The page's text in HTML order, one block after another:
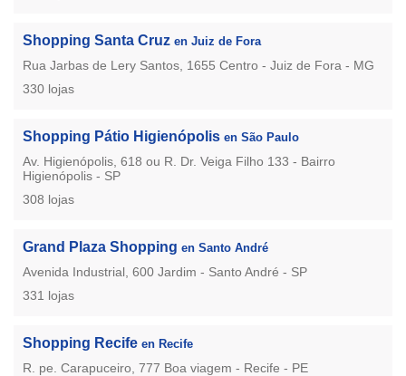
Shopping Santa Cruz en Juiz de Fora
Rua Jarbas de Lery Santos, 1655 Centro - Juiz de Fora - MG
330 lojas
Shopping Pátio Higienópolis en São Paulo
Av. Higienópolis, 618 ou R. Dr. Veiga Filho 133 - Bairro
Higienópolis - SP
308 lojas
Grand Plaza Shopping en Santo André
Avenida Industrial, 600 Jardim - Santo André - SP
331 lojas
Shopping Recife en Recife
R. pe. Carapuceiro, 777 Boa viagem - Recife - PE